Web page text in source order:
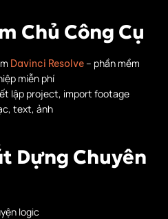
Chủ Công Cụ
Davinci Resolve– phần mềm
miễn phí
lập project, import footage
text, ảnh
Dựng Chuyên
logic